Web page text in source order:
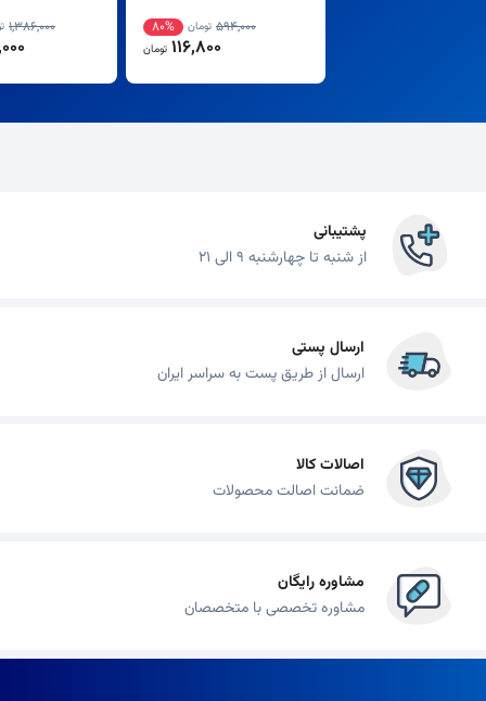
594,000 تومان 80%
116,800 تومان
1,386,000
پشتیبانی
از شنبه تا چهارشنبه 9 الی 21
ارسال پستی
ارسال از طریق پست به سراسر ایران
اصالات کالا
ضمانت اصالت محصولات
مشاوره رایگان
مشاوره تخصصی با متخصصان